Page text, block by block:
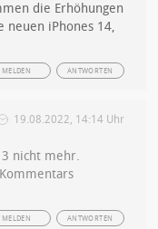
die Erhöhungen
neuen iPhones 14,
ANTWORTEN
MELDEN
19.08.2022, 14:14 Uhr
nicht mehr.
ANTWORTEN
MELDEN